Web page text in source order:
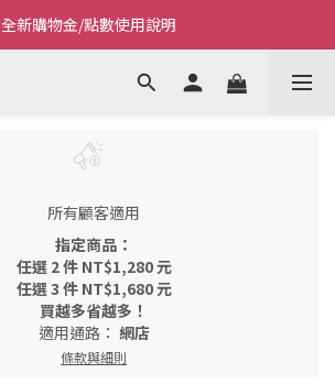
Welcome~私藏生活~
全新購物金/點數使用說明
Welcome~私藏生活~
所有顧客適用
指定商品：
任選 2 件 NT$1,280 元
任選 3 件 NT$1,680 元
買越多省越多！
適用通路： 網店
條款與細則